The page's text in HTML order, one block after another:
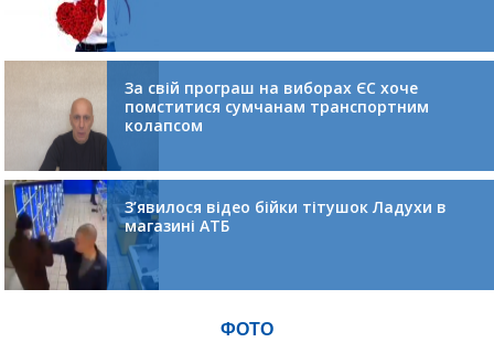
За свій програш на виборах ЄС хоче
помститися сумчанам транспортним
колапсом
З’явилося відео бійки тітушок Ладухи в
магазині АТБ
ФОТО